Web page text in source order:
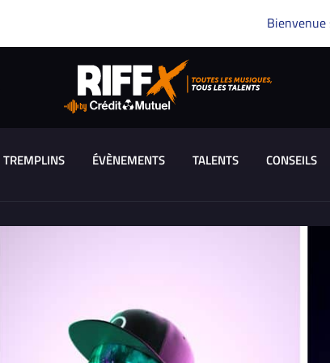
Bienvenue
TREMPLINS ÉVÈNEMENTS TALENTS CONSEILS